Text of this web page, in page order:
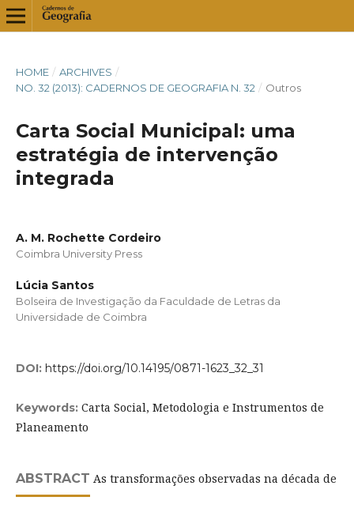
HOME / ARCHIVES /
NO. 32 (2013): CADERNOS DE GEOGRAFIA N. 32 / Outros
Carta Social Municipal: uma
estratégia de intervenção
integrada
A. M. Rochette Cordeiro
Coimbra University Press
Lúcia Santos
Bolseira de Investigação da Faculdade de Letras da
Universidade de Coimbra
DOI: https://doi.org/10.14195/0871-1623_32_31
Keywords: Carta Social, Metodologia e Instrumentos de
Planeamento
ABSTRACT As transformações observadas na década de